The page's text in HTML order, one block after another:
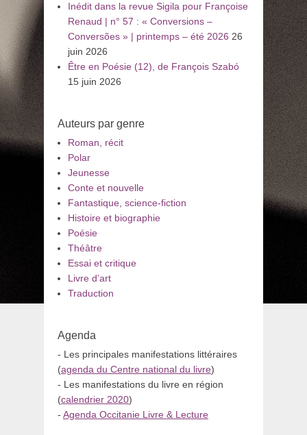
Inédit dans la revue Sigila pour Françoise
Renaud | n° 57 : « Conversions –
Conversões » | printemps – été 2026 26
juin 2026
Être en Poésie (12), de François Szabó
15 juin 2026
Auteurs par genre
Roman, récit
Polar
Jeunesse
Conte et nouvelle
Fantastique, science-fiction
Histoire et biographie
Poésie
Théâtre
Essai et critique
Livre d’art
Traduction
Agenda
- Les principales manifestations littéraires
(agenda du Centre national du livre)
- Les manifestations du livre en région
(calendrier 2020)
- Agenda Occitanie Livre & Lecture